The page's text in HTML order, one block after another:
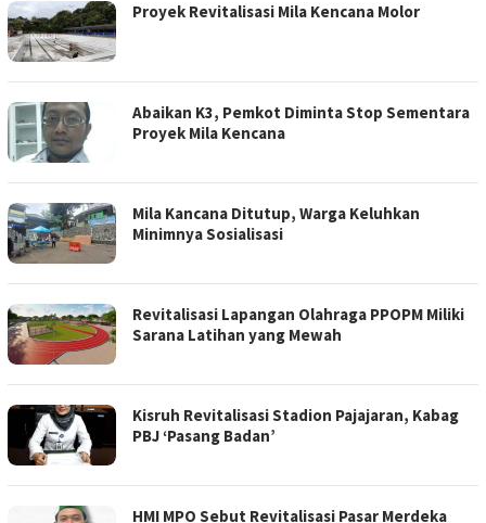
Proyek Revitalisasi Mila Kencana Molor
Abaikan K3, Pemkot Diminta Stop Sementara
Proyek Mila Kencana
Mila Kancana Ditutup, Warga Keluhkan
Minimnya Sosialisasi
Revitalisasi Lapangan Olahraga PPOPM Miliki
Sarana Latihan yang Mewah
Kisruh Revitalisasi Stadion Pajajaran, Kabag
PBJ ‘Pasang Badan’
HMI MPO Sebut Revitalisasi Pasar Merdeka